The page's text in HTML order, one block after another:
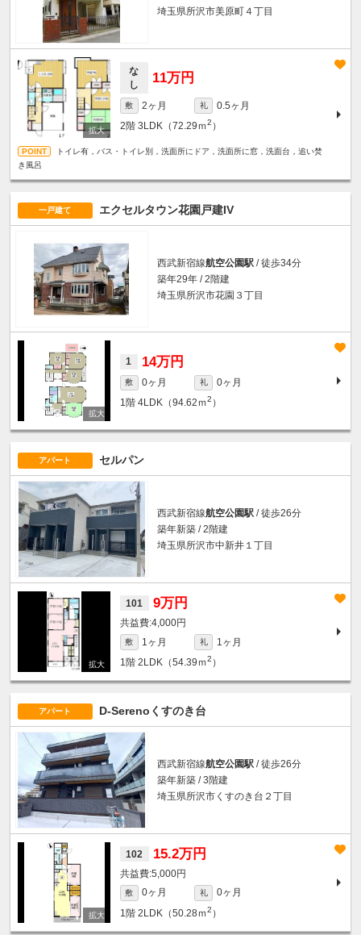
埼玉県所沢市美原町４丁目
な
し
11万円
敷 2ヶ月 礼
0.5ヶ月
2階 3LDK（72.29ｍ2 ）
トイレ有，バス・トイレ別，洗面所にドア，洗面所に窓，洗面台，追い焚
き風呂
一戸建て エクセルタウン花園戸建IV
西武新宿線航空公園駅 / 徒歩34分
築年29年 / 2階建
埼玉県所沢市花園３丁目
1 14万円
敷 0ヶ月 礼
0ヶ月
1階 4LDK（94.62ｍ2 ）
アパート セルパン
西武新宿線航空公園駅 / 徒歩26分
築年新築 / 2階建
埼玉県所沢市中新井１丁目
101 9万円
4,000円
敷 1ヶ月 礼
1ヶ月
1階 2LDK（54.39ｍ2 ）
アパート D-Serenoくすのき台
西武新宿線航空公園駅 / 徒歩26分
築年新築 / 3階建
埼玉県所沢市くすのき台２丁目
102 15.2万円
5,000円
敷 0ヶ月 礼
0ヶ月
1階 2LDK（50.28ｍ2 ）